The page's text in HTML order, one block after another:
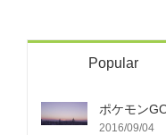
Popular
ポケモン
2016/09/04